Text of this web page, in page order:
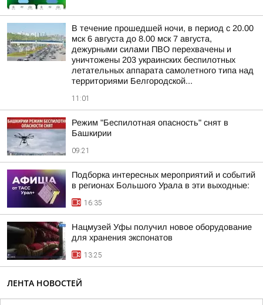
В течение прошедшей ночи, в период с 20.00
мск 6 августа до 8.00 мск 7 августа,
дежурными силами ПВО перехвачены и
уничтожены 203 украинских беспилотных
летательных аппарата самолетного типа над
территориями Белгородской...
11:01
Режим "Беспилотная опасность" снят в
Башкирии
09:21
Подборка интересных мероприятий и событий
в регионах Большого Урала в эти выходные:
16:35
Нацмузей Уфы получил новое оборудование
для хранения экспонатов
13:25
ЛЕНТА НОВОСТЕЙ